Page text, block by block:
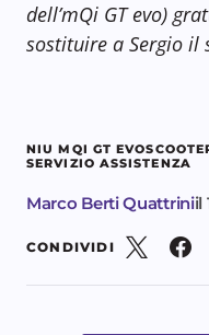
dell’mQi GT evo)
sostituire a Sergio il
NIU MQI GT EVO
SERVIZIO ASSISTENZA
Marco Berti Quattriniil
CONDIVIDI